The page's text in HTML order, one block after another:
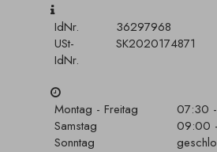
IdNr.
36297968
USt-
IdNr.
SK2020174871
Montag - Freitag
07:30
Samstag
09:00
Sonntag